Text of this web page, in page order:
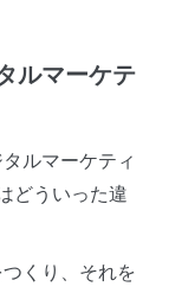
ルマーケテ
ルマーケティ
どういった違
くり、それを